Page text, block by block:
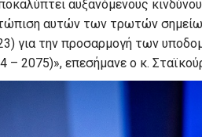
αυξανόμενους
αυτών των τρωτών
για την προσαρμογή των
– 2075)», επεσήμανε ο κ.